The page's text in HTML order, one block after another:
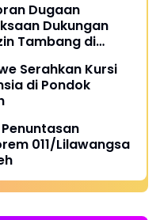
Dugaan
Dukungan
Tambang di
Serahkan Kursi
di Pondok
011/Lilawangsa